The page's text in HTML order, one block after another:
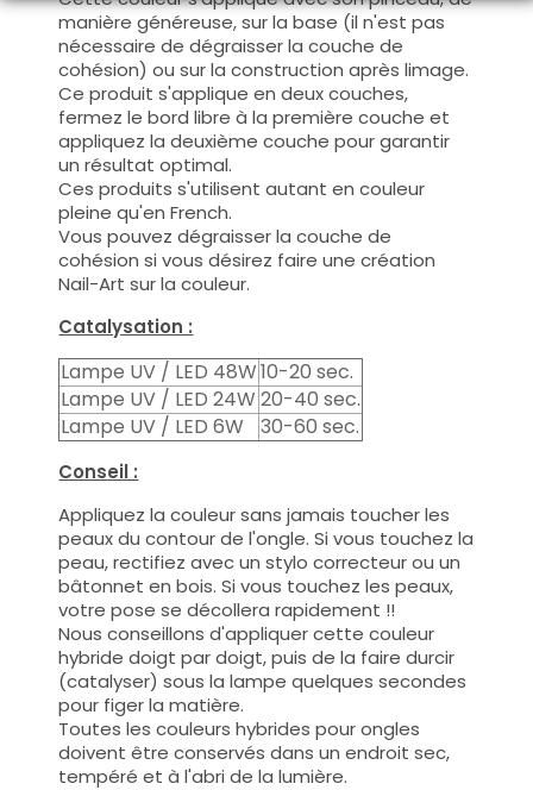
manière généreuse, sur la base (il n'est pas
nécessaire de dégraisser la couche de
cohésion) ou sur la construction après limage.
Ce produit s'applique en deux couches,
fermez le bord libre à la première couche et
appliquez la deuxième couche pour garantir
un résultat optimal.
Ces produits s'utilisent autant en couleur
pleine qu'en French.
Vous pouvez dégraisser la couche de
cohésion si vous désirez faire une création
Nail-Art sur la couleur.
Catalysation :
Lampe UV / LED 48W10-20 sec.
Lampe UV / LED 24W 20-40 sec.
Lampe UV / LED 6W
30-60 sec.
Conseil :
Appliquez la couleur sans jamais toucher les
peaux du contour de l'ongle. Si vous touchez la
peau, rectifiez avec un stylo correcteur ou un
bâtonnet en bois. Si vous touchez les peaux,
votre pose se décollera rapidement !!
Nous conseillons d'appliquer cette couleur
hybride doigt par doigt, puis de la faire durcir
(catalyser) sous la lampe quelques secondes
pour figer la matière.
Toutes les couleurs hybrides pour ongles
doivent être conservés dans un endroit sec,
tempéré et à l'abri de la lumière.